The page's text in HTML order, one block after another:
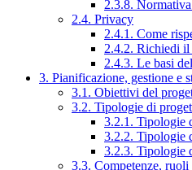
2.3.8.
2.4. Privacy
2.4.1. Come
2.4.2. Richiedi il
2.4.3. Le basi
3. Pianificazione, gestione e
3.1. Obiettivi del
3.2. Tipologie di
3.2.1. Tipologie
3.2.2. Tipologie
3.2.3. Tipologie
3.3. Competenze,